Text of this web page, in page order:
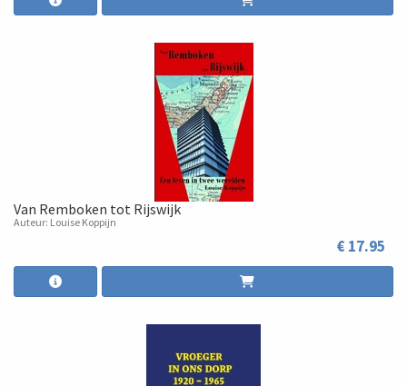
Van Remboken tot Rijswijk
Auteur: Louise Koppijn
€ 17.95